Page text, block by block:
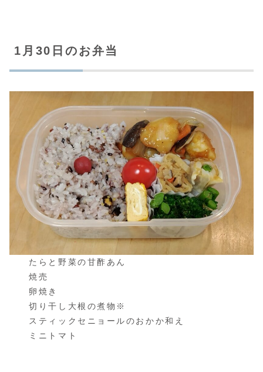
1月30日のお弁当
たらと野菜の甘酢あん
焼売
卵焼き
切り干し大根の煮物※
スティックセニョールのおかか和え
ミニトマト